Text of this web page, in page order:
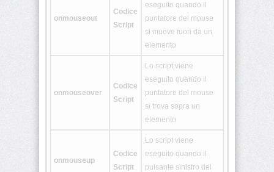
onmouseout
Codice
Script
eseguito quando il
puntatore del mouse
si muove fuori da un
elemento
onmouseover
Codice
Script
Lo script viene
eseguito quando il
puntatore del mouse
si trova sopra un
elemento
onmouseup
Codice
Script
Lo script viene
eseguito quando il
pulsante sinistro del